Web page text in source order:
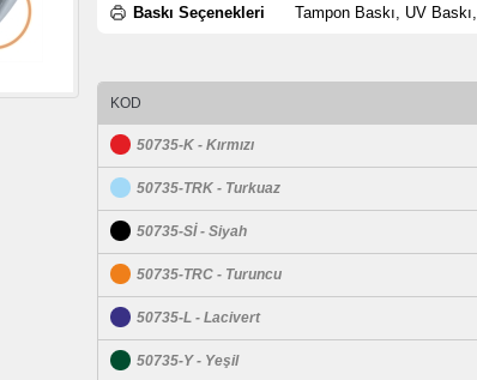
Baskı Seçenekleri Tampon Baskı, UV Baskı,
KOD
50735-K - Kırmızı
50735-TRK - Turkuaz
50735-Sİ - Siyah
50735-TRC - Turuncu
50735-L - Lacivert
50735-Y - Yeşil